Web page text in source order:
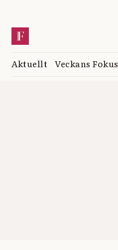
Aktuellt Veckans Fokus